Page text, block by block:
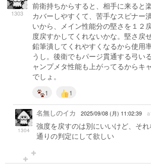
1303
前衛持ちからすると、相手に来ると
カバーしやすくて、苦手なスピナー
いから、メイン性能分の堅さを１２
度戻すかしてくれないかな。堅さ戻
鉛筆潰してくれやすくなるから使用
うし。後衛でもパージ貫通する弓い
ャンプメタ性能も上がってるからキ
でしょ。
1 1
1304
名無しのイカ 2025/09/08 (月) 11:02:39
強度を戻すのは別にいいけど、そ
通りの判定にして欲しい